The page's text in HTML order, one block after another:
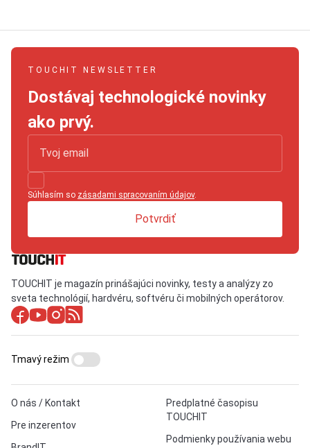
TOUCHIT NEWSLETTER
Dostávaj technologické novinky
ako prvý.
Súhlasím so zásadami spracovaním údajov.
Potvrdiť
TOUCHIT je magazín prinášajúci novinky, testy a analýzy zo
sveta technológií, hardvéru, softvéru či mobilných operátorov.
O nás / Kontakt
Pre inzerentov
Predplatné časopisu
TOUCHIT
Podmienky používania webu
Tmavý režim